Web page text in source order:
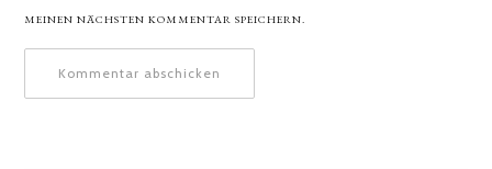
MEINEN NÄCHSTEN KOMMENTAR SPEICHERN.